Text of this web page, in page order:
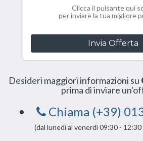
Clicca il pulsante qui
per inviare la tua migliore
Invia Offerta
Desideri maggiori informazioni su
prima di inviare
Chiama (+39)
(dal lunedì al venerdì 09:30 -